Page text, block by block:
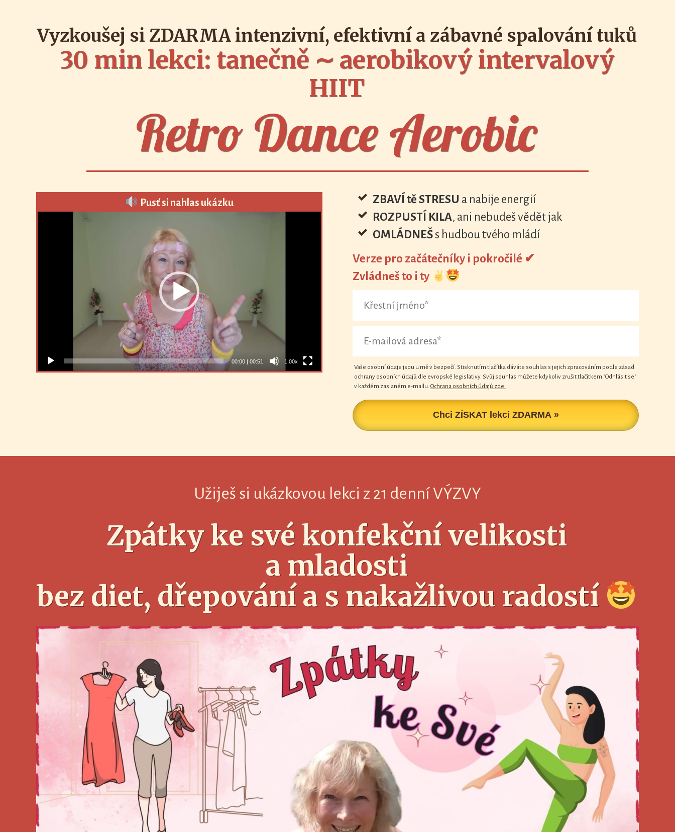
Vyzkoušej siZDARMA intenzivní, efektivní a zábavné spalování tuků
30 min lekci: tanečně ∼ aerobikový intervalový
HIIT
Retro Dance Aerobic
Pusť si nahlas ukázku
00:00 00:51 1.00x
ZBAVÍ tě STRESU a nabije energií
ROZPUSTÍ KILA, ani nebudeš vědět jak
OMLÁDNEŠs hudbou tvého mládí
Verze pro začátečníky i pokročilé ✔
Zvládneš to i ty
Vaše osobní údaje jsou u mě v bezpečí. Stisknutím tlačítka dáváte souhlas s jejich zpracováním podle zásad
ochrany osobních údajů dle evropské legislativy. Svůj souhlas můžete kdykoliv zrušit tlačítkem "Odhlásit se"
v každém zaslaném e-mailu. Ochrana osobních údajů zde.
Chci ZÍSKAT lekci ZDARMA »
Užiješ si ukázkovou lekci z 21 denní VÝZVY
Zpátky ke své konfekční velikosti
a mladosti
bez diet, dřepování a s nakažlivou radostí